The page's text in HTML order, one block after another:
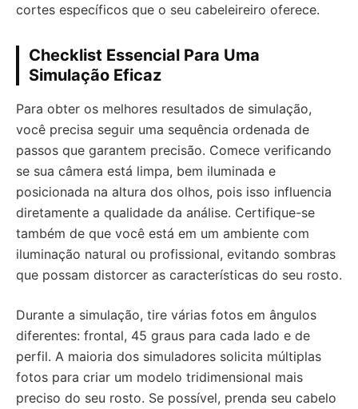
cortes específicos que o seu cabeleireiro oferece.
Checklist Essencial Para Uma
Simulação Eficaz
Para obter os melhores resultados de simulação,
você precisa seguir uma sequência ordenada de
passos que garantem precisão. Comece verificando
se sua câmera está limpa, bem iluminada e
posicionada na altura dos olhos, pois isso influencia
diretamente a qualidade da análise. Certifique-se
também de que você está em um ambiente com
iluminação natural ou profissional, evitando sombras
que possam distorcer as características do seu rosto.
Durante a simulação, tire várias fotos em ângulos
diferentes: frontal, 45 graus para cada lado e de
perfil. A maioria dos simuladores solicita múltiplas
fotos para criar um modelo tridimensional mais
preciso do seu rosto. Se possível, prenda seu cabelo